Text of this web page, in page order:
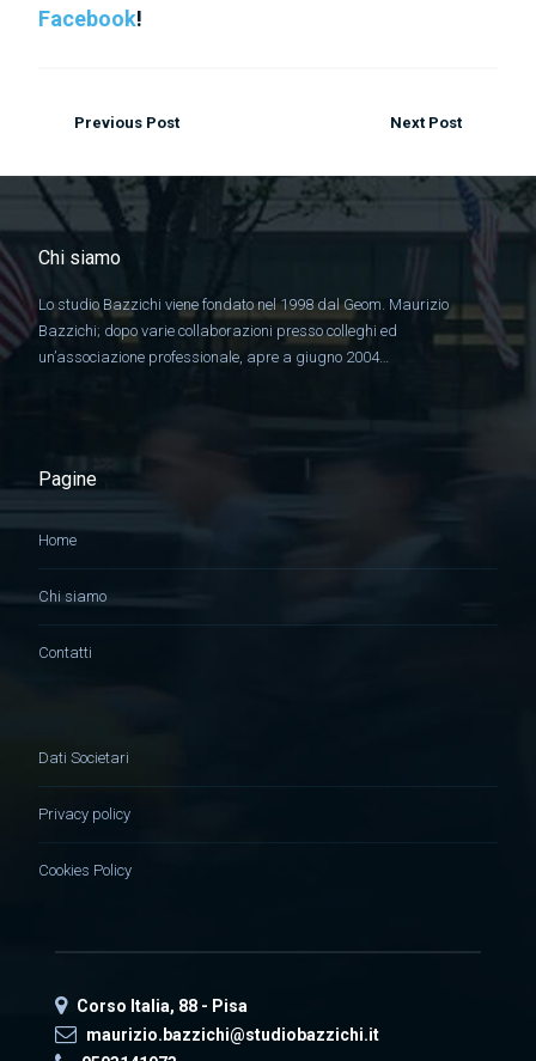
Facebook!
Previous Post Next Post
Chi siamo
Lo studio Bazzichi viene fondato nel 1998 dal Geom. Maurizio
Bazzichi; dopo varie collaborazioni presso colleghi ed
un’associazione professionale, apre a giugno 2004…
Pagine
Home
Chi siamo
Contatti
Dati Societari
Privacy policy
Cookies Policy
Corso Italia, 88 - Pisa
maurizio.bazzichi@studiobazzichi.it